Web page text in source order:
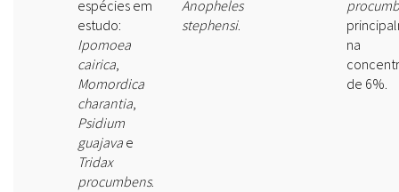
espécies em
estudo:
Ipomoea
cairica,
Momordica
charantia,
Psidium
guajava e
Tridax
procumbens.
Anopheles
stephensi.
na
de 6%.